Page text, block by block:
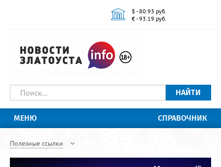
$ - 80.93 руб.
€ - 93.19 руб.
НАЙТИ
МЕНЮ СПРАВОЧНИК
Полезные ссылки